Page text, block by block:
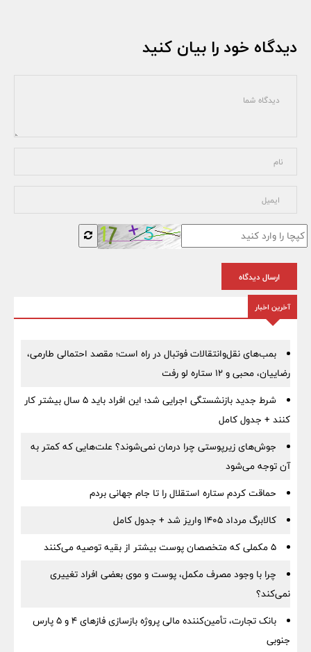
دیدگاه خود را بیان کنید
ارسال دیدگاه
آخرین اخبار
بمب‌های نقل‌وانتقالات فوتبال در راه است؛ مقصد احتمالی طارمی،
رضاییان، محبی و ۱۲ ستاره لو رفت
شرط جدید بازنشستگی اجرایی شد؛ این افراد باید ۵ سال بیشتر کار
کنند + جدول کامل
جوش‌های زیرپوستی چرا درمان نمی‌شوند؟ علت‌هایی که کمتر به
آن توجه می‌شود
حماقت کردم ستاره استقلال را تا جام جهانی بردم
کالابرگ مرداد ۱۴۰۵ واریز شد + جدول کامل
۵ مکملی که متخصصان پوست بیشتر از بقیه توصیه می‌کنند
چرا با وجود مصرف مکمل، پوست و موی بعضی افراد تغییری
نمی‌کند؟
بانک تجارت، تأمین‌کننده مالی پروژه بازسازی فازهای ۴ و ۵ پارس
جنوبی